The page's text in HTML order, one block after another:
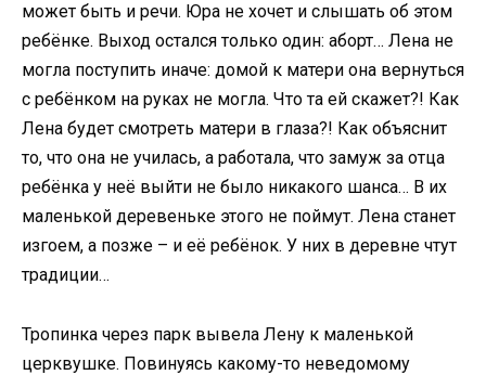
может быть и речи. Юра не хочет и слышать об этом
ребёнке. Выход остался только один: аборт… Лена не
могла поступить иначе: домой к матери она вернуться
с ребёнком на руках не могла. Что та ей скажет?! Как
Лена будет смотреть матери в глаза?! Как объяснит
то, что она не училась, а работала, что замуж за отца
ребёнка у неё выйти не было никакого шанса… В их
маленькой деревеньке этого не поймут. Лена станет
изгоем, а позже – и её ребёнок. У них в деревне чтут
традиции…
Тропинка через парк вывела Лену к маленькой
церквушке. Повинуясь какому-то неведомому